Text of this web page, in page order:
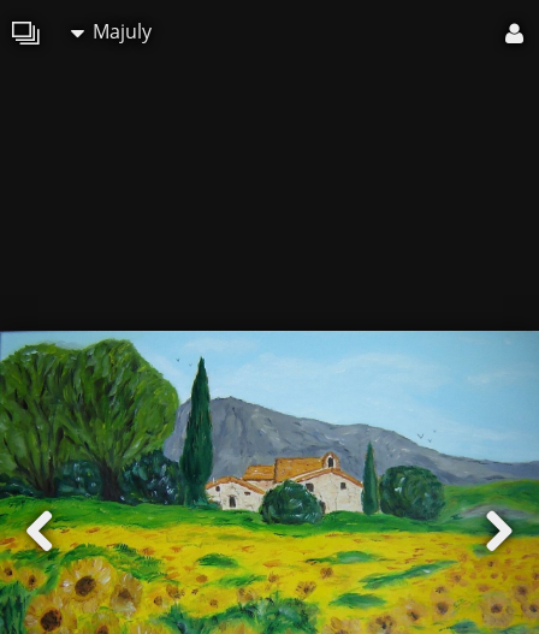
Majuly